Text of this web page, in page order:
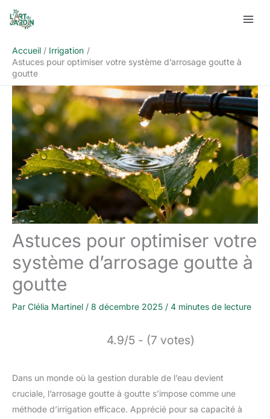
Aller
Accueil
Irrigation
Astuces pour optimiser votre système d’arrosage goutte à
goutte
Astuces pour optimiser votre
système d’arrosage goutte à
goutte
Par Clélia Martinel / 8 décembre 2025 / 4 minutes de lecture
4.9/5 - (7 votes)
Dans un monde où la gestion durable de l’eau devient
cruciale, l’arrosage goutte à goutte s’impose comme une
méthode d’irrigation efficace. Apprécié pour sa capacité à
Rechercher